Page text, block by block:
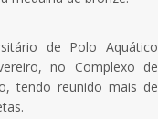
de Polo Aquático
no Complexo de
tendo reunido mais de